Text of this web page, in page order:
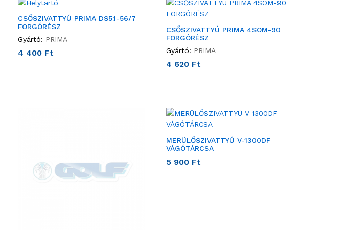
CSŐSZIVATTYÚ PRIMA DS5.1-56/7
FORGÓRÉSZ
Gyártó: PRIMA
4 400 Ft
CSŐSZIVATTYÚ PRIMA 4SOM-90
FORGÓRÉSZ
Gyártó: PRIMA
4 620 Ft
MERÜLŐSZIVATTYÚ V-1300DF
VÁGÓTÁRCSA
5 900 Ft